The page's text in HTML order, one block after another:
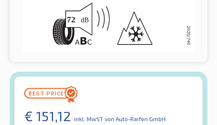
€ 151,12 inkl. MwST von Auto-Raifen GmbH